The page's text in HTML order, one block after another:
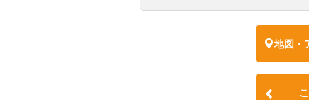
地図・